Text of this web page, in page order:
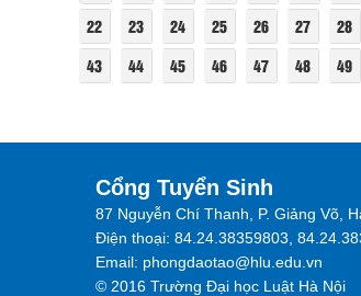
22
23 24 25 26 27 28
43
44 45 46 47 48 49
Cổng Tuyển Sinh
87 Nguyễn Chí Thanh, P. Giảng Võ,
Điện thoại: 84.24.38359803,
Email: phongdaotao@hlu.edu.vn
© 2016 Trường Đại học Luật Hà Nội